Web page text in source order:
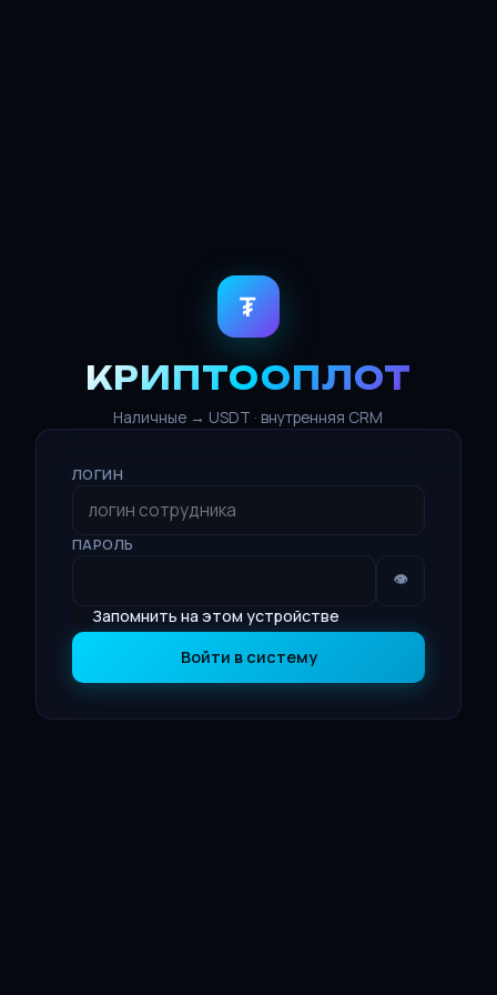
₮
КРИПТООПЛОТ
Наличные → USDT · внутренняя CRM
ЛОГИН
ПАРОЛЬ
👁
Запомнить на этом устройстве
Войти в систему